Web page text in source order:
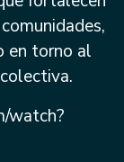
en torno al
watch?